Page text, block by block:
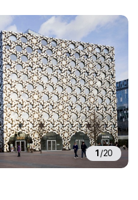
1 /20